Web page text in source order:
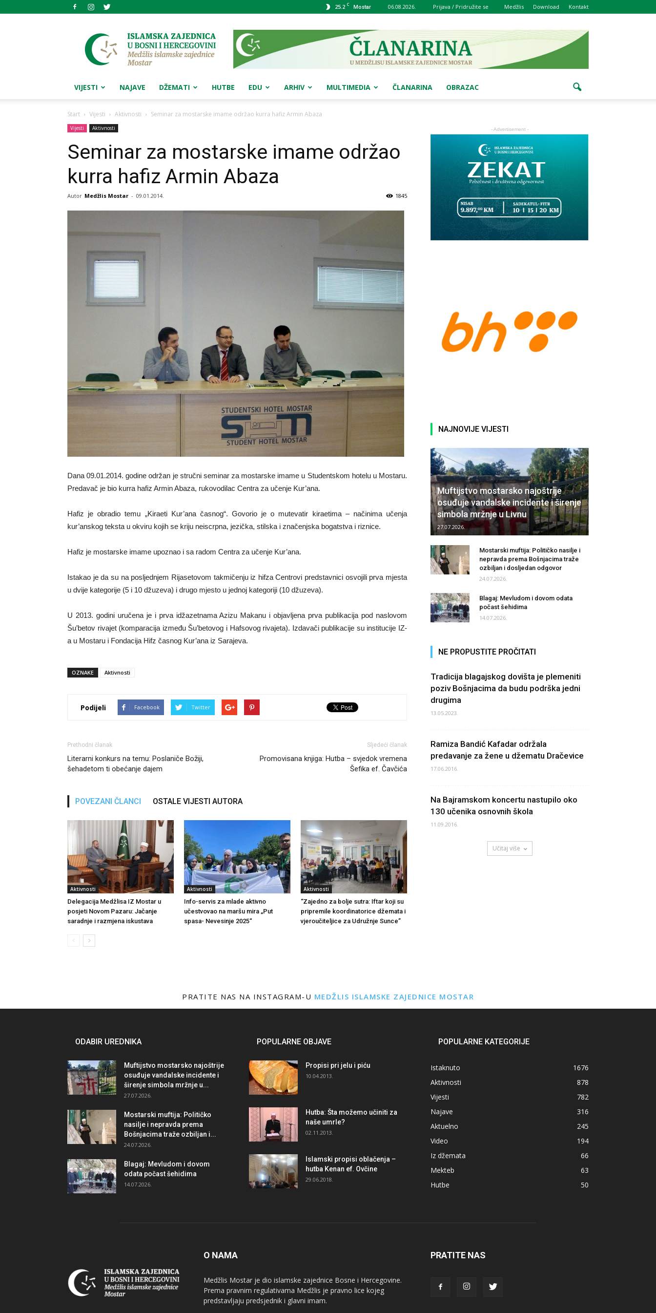
25.2 C Mostar 06.08.2026. Prijava / Pridružite se Medžlis Download Kontakt
Medžlis
islamske
zajednice
Mostar
VIJESTI NAJAVE DŽEMATI HUTBE EDU ARHIV MULTIMEDIA ČLANARINA OBRAZAC
Start Vijesti Aktivnosti Seminar za mostarske imame održao kurra hafiz Armin Abaza
Vijesti Aktivnosti
Seminar za mostarske imame održao
kurra hafiz Armin Abaza
Autor Medžlis Mostar - 09.01.2014. 1845
Dana 09.01.2014. godine održan je stručni seminar za mostarske imame u Studentskom hotelu u Mostaru.
Predavač je bio kurra hafiz Armin Abaza, rukovodilac Centra za učenje Kur’ana.
Hafiz je obradio temu „Kiraeti Kur’ana časnog“. Govorio je o mutevatir kiraetima – načinima učenja
kur’anskog teksta u okviru kojih se kriju neiscrpna, jezička, stilska i značenjska bogatstva i riznice.
Hafiz je mostarske imame upoznao i sa radom Centra za učenje Kur’ana.
Istakao je da su na posljednjem Rijasetovom takmičenju iz hifza Centrovi predstavnici osvojili prva mjesta
u dvije kategorije (5 i 10 džuzeva) i drugo mjesto u jednoj kategoriji (10 džuzeva).
U 2013. godini uručena je i prva idžazetnama Azizu Makanu i objavljena prva publikacija pod naslovom
Šu’betov rivajet (komparacija između Šu’betovog i Hafsovog rivajeta). Izdavači publikacije su institucije IZ-
a u Mostaru i Fondacija Hifz časnog Kur’ana iz Sarajeva.
OZNAKE Aktivnosti
Podijeli Facebook Twitter
Prethodni članak
Literarni konkurs na temu: Poslaniče Božiji,
šehadetom ti obećanje dajem
Sljedeći članak
Promovisana knjiga: Hutba – svjedok vremena
Šefika ef. Čavčića
POVEZANI ČLANCI OSTALE VIJESTI AUTORA
Aktivnosti
Delegacija Medžlisa IZ Mostar u
posjeti Novom Pazaru: Jačanje
saradnje i razmjena iskustava
Aktivnosti
Info-servis za mlade aktivno
učestvovao na maršu mira „Put
spasa- Nevesinje 2025“
Aktivnosti
“Zajedno za bolje sutra: Iftar koji su
pripremile koordinatorice džemata i
vjeroučiteljice za Udružnje Sunce”
- Advertisement -
NAJNOVIJE VIJESTI
Muftijstvo mostarsko najoštrije
osuđuje vandalske incidente i širenje
simbola mržnje u Livnu
27.07.2026.
Mostarski muftija: Političko nasilje i
nepravda prema Bošnjacima traže
ozbiljan i dosljedan odgovor
24.07.2026.
Blagaj: Mevludom i dovom odata
počast šehidima
14.07.2026.
NE PROPUSTITE PROČITATI
Tradicija blagajskog dovišta je plemeniti
poziv Bošnjacima da budu podrška jedni
drugima
13.05.2023.
Ramiza Bandić Kafadar održala
predavanje za žene u džematu Dračevice
17.06.2016.
Na Bajramskom koncertu nastupilo oko
130 učenika osnovnih škola
11.09.2016.
Učitaj više
PRATITE NAS NA INSTAGRAM-U MEDŽLIS ISLAMSKE ZAJEDNICE MOSTAR
ODABIR UREDNIKA
Muftijstvo mostarsko najoštrije
osuđuje vandalske incidente i
širenje simbola mržnje u...
27.07.2026.
Mostarski muftija: Političko
nasilje i nepravda prema
Bošnjacima traže ozbiljan i...
24.07.2026.
Blagaj: Mevludom i dovom
odata počast šehidima
14.07.2026.
POPULARNE OBJAVE
Propisi pri jelu i piću
10.04.2013.
Hutba: Šta možemo učiniti za
naše umrle?
02.11.2013.
Islamski propisi oblačenja –
hutba Kenan ef. Ovčine
29.06.2018.
POPULARNE KATEGORIJE
Istaknuto
1676
Aktivnosti
878
Vijesti
782
Najave
316
Aktuelno
245
Video
194
Iz džemata
66
Mekteb
63
Hutbe
50
O NAMA
Medžlis Mostar je dio islamske zajednice Bosne i Hercegovine.
Prema pravnim regulativama Medžlis je pravno lice kojeg
predstavljaju predsjednik i glavni imam.
PRATITE NAS